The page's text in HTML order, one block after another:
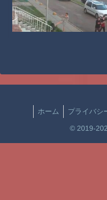
ホーム プライバシ
© 2019-